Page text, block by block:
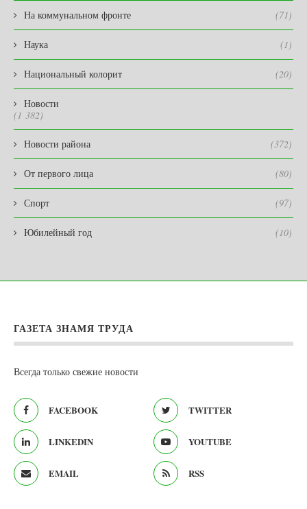
На коммунальном фронте (71)
Наука (1)
Национальный колорит (20)
Новости
(1 382)
Новости района (372)
От первого лица (80)
Спорт (97)
Юбилейный год (10)
ГАЗЕТА ЗНАМЯ ТРУДА
Всегда только свежие новости
FACEBOOK TWITTER
LINKEDIN YOUTUBE
EMAIL RSS